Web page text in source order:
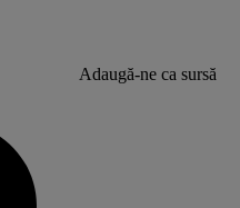
Adaugă-ne ca sursă